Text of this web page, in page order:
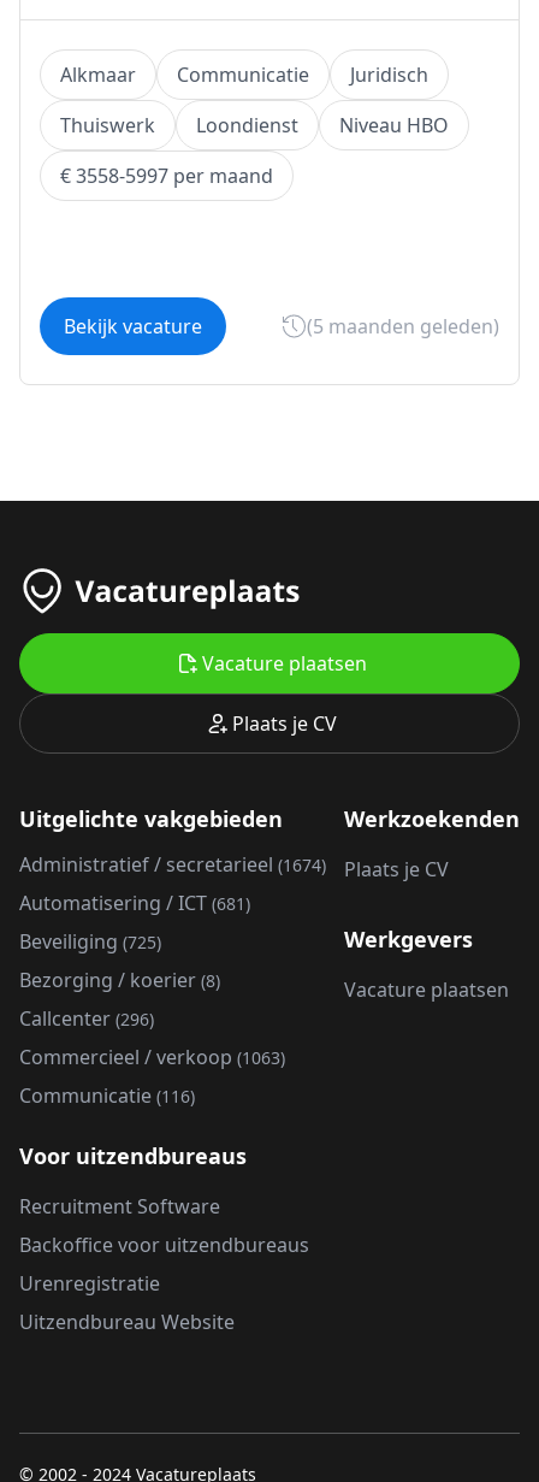
Alkmaar Communicatie
Juridisch
Thuiswerk
Loondienst
Niveau HBO
€ 3558-5997 per maand
Bekijk vacature (5 maanden geleden)
Plaats je CV
Vacature plaatsen
Uitgelichte vakgebieden
Administratief / secretarieel (1674)
Automatisering / ICT (681)
Beveiliging (725)
Bezorging / koerier (8)
Callcenter (296)
Commercieel / verkoop (1063)
Communicatie (116)
Werkzoekenden
Plaats je CV
Werkgevers
Vacature plaatsen
Voor uitzendbureaus
Recruitment Software
Backoffice voor uitzendbureaus
Urenregistratie
Uitzendbureau Website
© 2002 - 2024 Vacatureplaats